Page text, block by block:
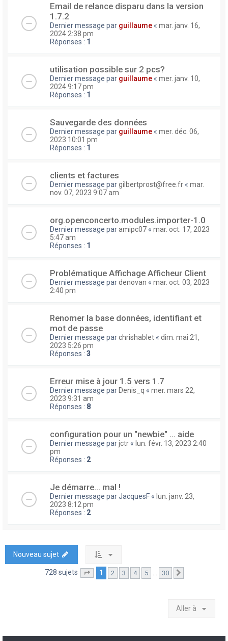
Email de relance disparu dans la version
1.7.2
Dernier message par guillaume « mar. janv. 16,
2024 2:38 pm
Réponses : 1
utilisation possible sur 2 pcs?
Dernier message par guillaume « mer. janv. 10,
2024 9:17 pm
Réponses : 1
Sauvegarde des données
Dernier message par guillaume « mer. déc. 06,
2023 10:01 pm
Réponses : 1
clients et factures
Dernier message pargilbertprost@free.fr « mar.
nov. 07, 2023 9:07 am
org.openconcerto.modules.importer-1.0
Dernier message paramipc07 « mar. oct. 17, 2023
5:47 am
Réponses : 1
Problématique Affichage Afficheur Client
Dernier message pardenovan « mar. oct. 03, 2023
2:40 pm
Renomer la base données, identifiant et
mot de passe
Dernier message parchrishablet « dim. mai 21,
2023 5:26 pm
Réponses : 3
Erreur mise à jour 1.5 vers 1.7
Dernier message par Denis_q « mer. mars 22,
2023 9:31 am
Réponses : 8
configuration pour un "newbie" ... aide
Dernier message parjctr « lun. févr. 13, 2023 2:40
pm
Réponses : 2
Je démarre... mal !
Dernier message parJacquesF « lun. janv. 23,
2023 8:12 pm
Réponses : 2
Nouveau sujet
728 sujets Page sur30
1 2 3 4 5 … 30
Aller à